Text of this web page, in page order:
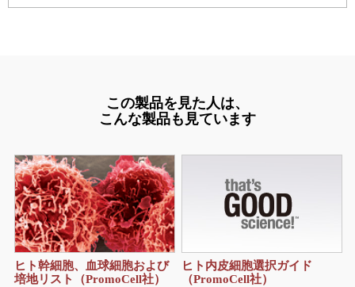
この製品を見た人は、
こんな製品も見ています
ヒト幹細胞、血球細胞および
培地リスト（PromoCell社）
ヒト内皮細胞選択ガイド
（PromoCell社）